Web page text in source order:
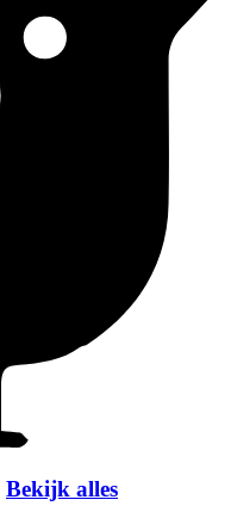
Bekijk alles